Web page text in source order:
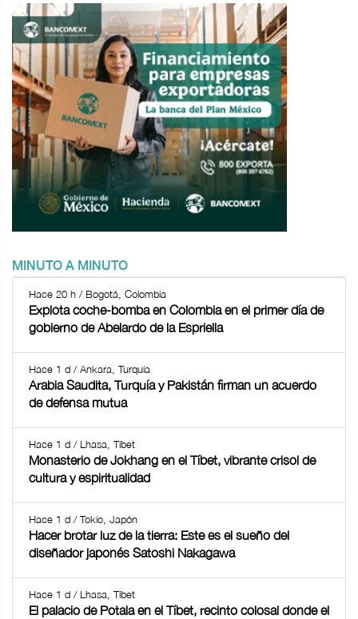
MINUTO A MINUTO
Hace 20 h / Bogotá, Colombia
Explota coche-bomba en Colombia en el primer día de
gobierno de Abelardo de la Espriella
Hace 1 d / Ankara, Turquía
Arabia Saudita, Turquía y Pakistán firman un acuerdo
de defensa mutua
Hace 1 d / Lhasa, Tíbet
Monasterio de Jokhang en el Tíbet, vibrante crisol de
cultura y espiritualidad
Hace 1 d / Tokio, Japón
Hacer brotar luz de la tierra: Este es el sueño del
diseñador japonés Satoshi Nakagawa
Hace 1 d / Lhasa, Tíbet
El palacio de Potala en el Tíbet, recinto colosal donde el